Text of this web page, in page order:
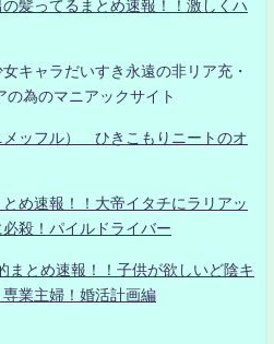
髪ってるまとめ速報！！激しくハ
キャラだいすき永遠の非リア充・
為のマニアックサイト
メッフル） ひきこもりニートのオ
め速報！！大帝イタチにラリアッ
殺！パイルドライバー
まとめ速報！！子供が欲しいど陰キ
業主婦！婚活計画編